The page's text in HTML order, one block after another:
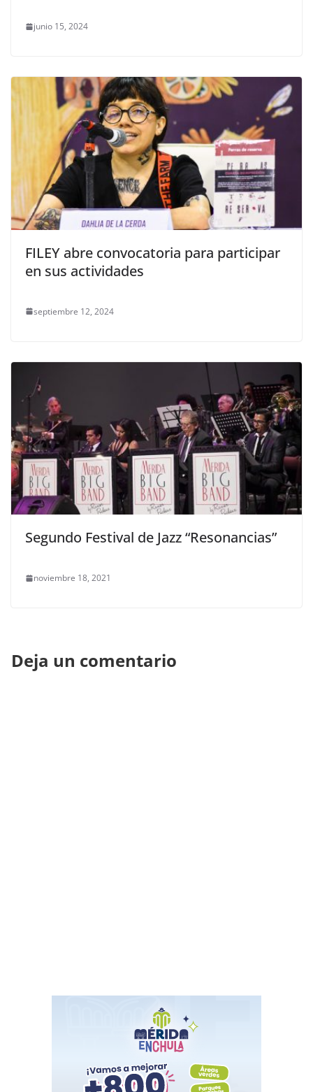
junio 15, 2024
FILEY abre convocatoria para participar
en sus actividades
septiembre 12, 2024
Segundo Festival de Jazz “Resonancias”
noviembre 18, 2021
Deja un comentario